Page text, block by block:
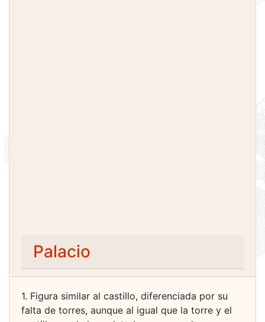
Palacio
1. Figura similar al castillo, diferenciada por su
falta de torres, aunque al igual que la torre y el